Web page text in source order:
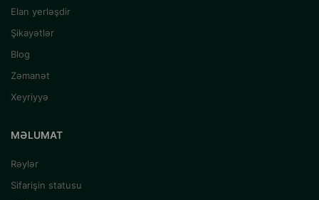
Elan yerləşdir
Şikayətlər
Blog
Zəmanət
Xeyriyyə
MƏLUMAT
Rəylər
Sifarişin statusu